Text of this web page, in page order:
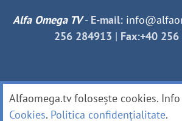
Alfa Omega TV- E-mail:
256 284913 | Fax:+40
Alfaomega.tv folosește cookies.
Cookies. Politica confidențialitate.